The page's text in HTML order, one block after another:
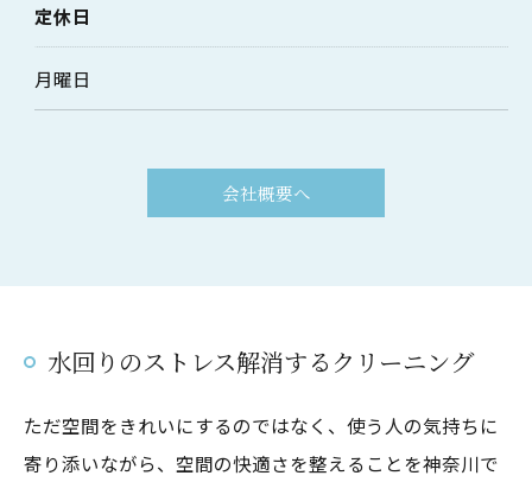
定休日
月曜日
会社概要へ
水回りのストレス解消するクリーニング
ただ空間をきれいにするのではなく、使う人の気持ちに
寄り添いながら、空間の快適さを整えることを神奈川で